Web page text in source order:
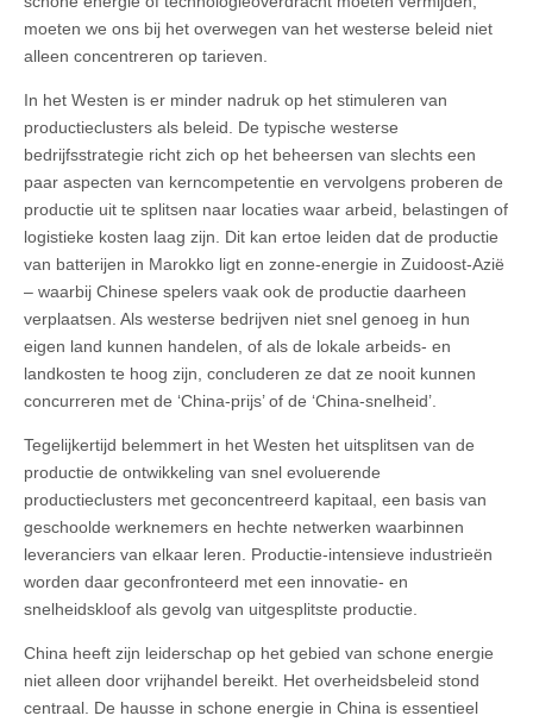
moeten we ons bij het overwegen van het westerse beleid niet
alleen concentreren op tarieven.
In het Westen is er minder nadruk op het stimuleren van
productieclusters als beleid. De typische westerse
bedrijfsstrategie richt zich op het beheersen van slechts een
paar aspecten van kerncompetentie en vervolgens proberen de
productie uit te splitsen naar locaties waar arbeid, belastingen of
logistieke kosten laag zijn. Dit kan ertoe leiden dat de productie
van batterijen in Marokko ligt en zonne-energie in Zuidoost-Azië
– waarbij Chinese spelers vaak ook de productie daarheen
verplaatsen. Als westerse bedrijven niet snel genoeg in hun
eigen land kunnen handelen, of als de lokale arbeids- en
landkosten te hoog zijn, concluderen ze dat ze nooit kunnen
concurreren met de ‘China-prijs’ of de ‘China-snelheid’.
Tegelijkertijd belemmert in het Westen het uitsplitsen van de
productie de ontwikkeling van snel evoluerende
productieclusters met geconcentreerd kapitaal, een basis van
geschoolde werknemers en hechte netwerken waarbinnen
leveranciers van elkaar leren. Productie-intensieve industrieën
worden daar geconfronteerd met een innovatie- en
snelheidskloof als gevolg van uitgesplitste productie.
China heeft zijn leiderschap op het gebied van schone energie
niet alleen door vrijhandel bereikt. Het overheidsbeleid stond
centraal. De hausse in schone energie in China is essentieel